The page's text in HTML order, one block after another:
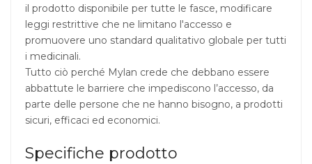
il prodotto disponibile per tutte le fasce, modificare
leggi restrittive che ne limitano l'accesso e
promuovere uno standard qualitativo globale per tutti
i medicinali.
Tutto ciò perché Mylan crede che debbano essere
abbattute le barriere che impediscono l’accesso, da
parte delle persone che ne hanno bisogno, a prodotti
sicuri, efficaci ed economici.
Specifiche prodotto